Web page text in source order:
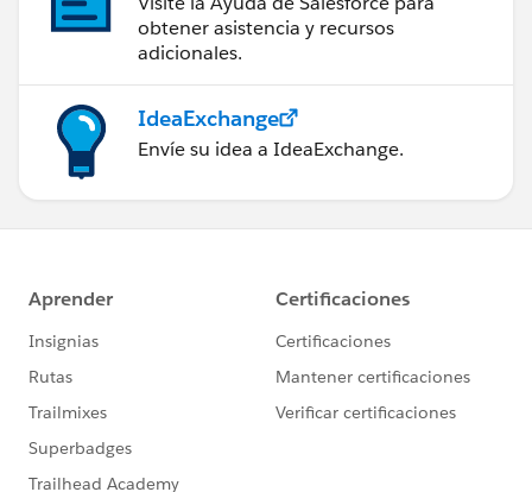
obtener asistencia y recursos
adicionales.
IdeaExchange
Envíe su idea a IdeaExchange.